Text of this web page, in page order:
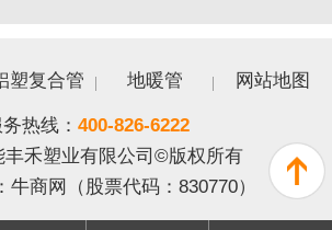
塑复合管 地暖管 网站地图
热线： 400-826-6222
丰禾塑业有限公司©版权所有
牛商网 （股票代码：830770）